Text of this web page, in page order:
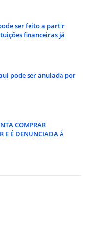
ser feito a partir
financeiras já
pode ser anulada por
COMPRAR
E É DENUNCIADA À